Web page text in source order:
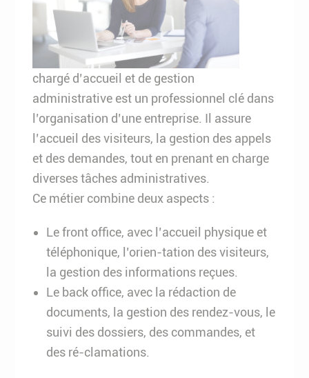
chargé d’accueil et de gestion
administrative est un professionnel clé dans
l’organisation d’une entreprise. Il assure
l’accueil des visiteurs, la gestion des appels
et des demandes, tout en prenant en charge
diverses tâches administratives.
Ce métier combine deux aspects :
Le front office, avec l’accueil physique et
téléphonique, l’orien-tation des visiteurs,
la gestion des informations reçues.
Le back office, avec la rédaction de
documents, la gestion des rendez-vous, le
suivi des dossiers, des commandes, et
des ré-clamations.